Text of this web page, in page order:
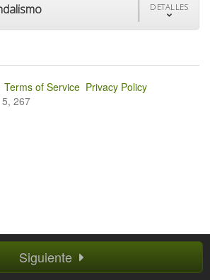
DETALLES
Siguiente
Terms of Service Privacy Policy
267